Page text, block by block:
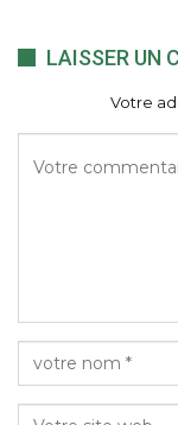
LAISSER UN
Votre